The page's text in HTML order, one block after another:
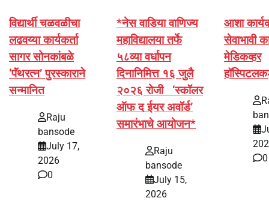
विद्यार्थी चळवळीचा
लढवय्या कार्यकर्ता
सागर सोनकांबळे
‘पॅंथरत्न’ पुरस्काराने
सन्मानित
Raju
bansode
July 17,
2026
0
*नेस वाडिया वाणिज्य
महाविद्यालया तर्फे
५८व्या वर्धापन
दिनानिमित्त १६ जुलै
२०२६ रोजी ‘स्कॉलर
ऑफ द ईयर अवॉर्ड’
समारंभाचे आयोजन*
Raju
bansode
July 15,
2026
आशा
सेवाभावी
मेडिकव्हर
0